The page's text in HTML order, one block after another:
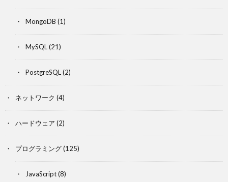
MongoDB (1)
MySQL(21)
PostgreSQL(2)
ネットワーク (4)
ハードウェア (2)
プログラミング(125)
JavaScript(8)